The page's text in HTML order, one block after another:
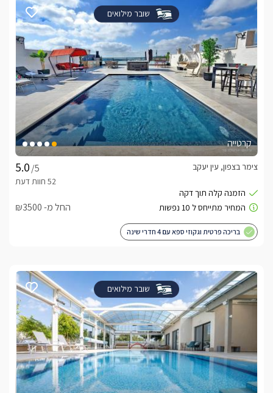
שובר מילואים
קרטייה
/5
צימר בצפון, עין יעקב
החל מ- ₪3500
בריכה פרטית וגקוזי ספא עם 4 חדרי שינה
שובר מילואים